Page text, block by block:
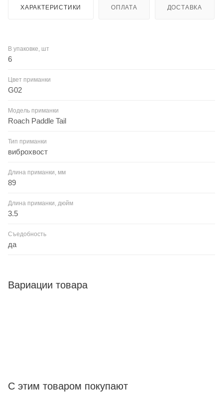
ХАРАКТЕРИСТИКИ ОПЛАТА ДОСТАВКА
В упаковке, шт
6
Цвет приманки
G02
Модель приманки
Roach Paddle Tail
Тип приманки
виброхвост
Длина приманки, мм
89
Длина приманки, дюйм
3.5
Съедобность
да
Вариации товара
С этим товаром покупают